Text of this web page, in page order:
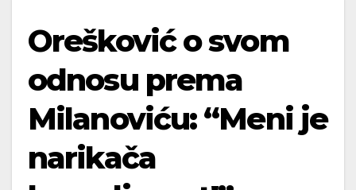
Orešković o svom
odnosu prema
Milanoviću: “Meni je
narikača